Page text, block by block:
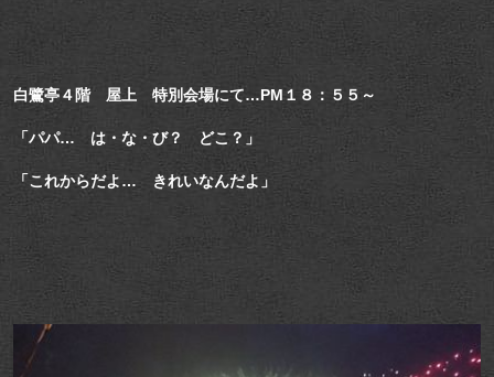
白鷺亭４階 屋上 特別会場にて…PM１８：５５～
「パパ… は・な・び？ どこ？」
「これからだよ… きれいなんだよ」